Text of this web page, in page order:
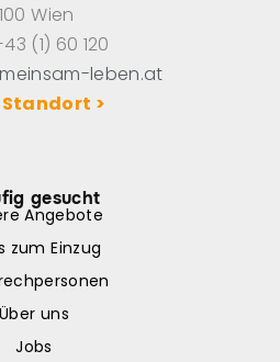
Wien
(1) 60 120
leben.at
>
gesucht
Angebote
zum Einzug
Über uns
Jobs